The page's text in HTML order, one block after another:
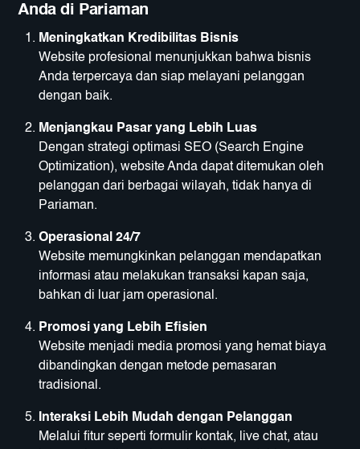
Anda di Pariaman
Meningkatkan Kredibilitas Bisnis
Website profesional menunjukkan bahwa bisnis
Anda terpercaya dan siap melayani pelanggan
dengan baik.
Menjangkau Pasar yang Lebih Luas
Dengan strategi optimasi SEO (Search Engine
Optimization), website Anda dapat ditemukan oleh
pelanggan dari berbagai wilayah, tidak hanya di
Pariaman.
Operasional 24/7
Website memungkinkan pelanggan mendapatkan
informasi atau melakukan transaksi kapan saja,
bahkan di luar jam operasional.
Promosi yang Lebih Efisien
Website menjadi media promosi yang hemat biaya
dibandingkan dengan metode pemasaran
tradisional.
Interaksi Lebih Mudah dengan Pelanggan
Melalui fitur seperti formulir kontak, live chat, atau